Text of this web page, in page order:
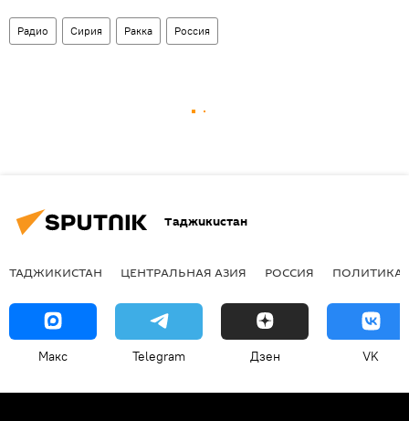
Радио Сирия Ракка Россия
Таджикистан
ТАДЖИКИСТАН ЦЕНТРАЛЬНАЯ АЗИЯ РОССИЯ ПОЛИТИКА
Макс Telegram Дзен VK